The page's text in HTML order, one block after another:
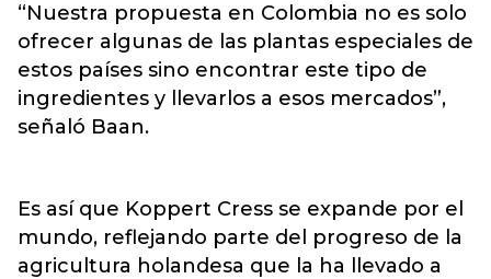
“Nuestra propuesta en Colombia no es solo
ofrecer algunas de las plantas especiales de
estos países sino encontrar este tipo de
ingredientes y llevarlos a esos mercados”,
señaló Baan.
Es así que Koppert Cress se expande por el
mundo, reflejando parte del progreso de la
agricultura holandesa que la ha llevado a